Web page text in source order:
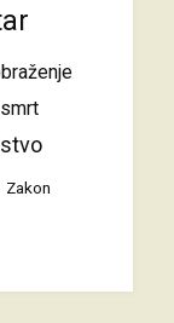
smrt
Zakon